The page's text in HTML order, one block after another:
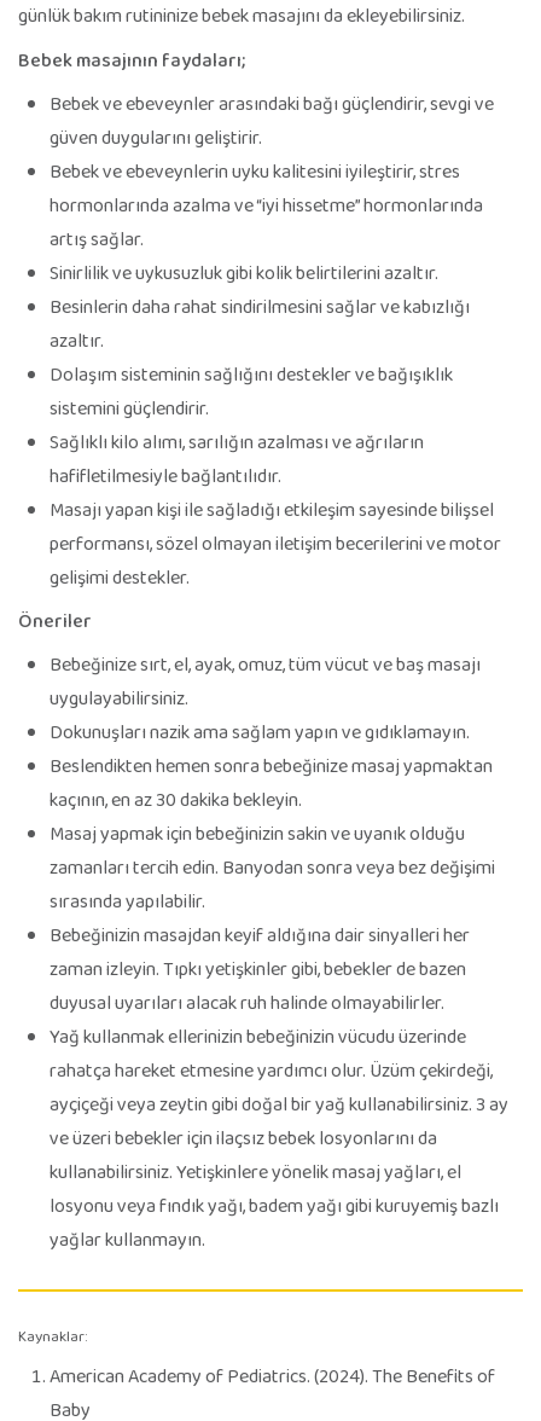
günlük bakım rutininize bebek masajını da ekleyebilirsiniz.
Bebek masajının faydaları;
Bebek ve ebeveynler arasındaki bağı güçlendirir, sevgi ve
güven duygularını geliştirir.
Bebek ve ebeveynlerin uyku kalitesini iyileştirir, stres
hormonlarında azalma ve “iyi hissetme” hormonlarında
artış sağlar.
Sinirlilik ve uykusuzluk gibi kolik belirtilerini azaltır.
Besinlerin daha rahat sindirilmesini sağlar ve kabızlığı
azaltır.
Dolaşım sisteminin sağlığını destekler ve bağışıklık
sistemini güçlendirir.
Sağlıklı kilo alımı, sarılığın azalması ve ağrıların
hafifletilmesiyle bağlantılıdır.
Masajı yapan kişi ile sağladığı etkileşim sayesinde bilişsel
performansı, sözel olmayan iletişim becerilerini ve motor
gelişimi destekler.
Öneriler
Bebeğinize sırt, el, ayak, omuz, tüm vücut ve baş masajı
uygulayabilirsiniz.
Dokunuşları nazik ama sağlam yapın ve gıdıklamayın.
Beslendikten hemen sonra bebeğinize masaj yapmaktan
kaçının, en az 30 dakika bekleyin.
Masaj yapmak için bebeğinizin sakin ve uyanık olduğu
zamanları tercih edin. Banyodan sonra veya bez değişimi
sırasında yapılabilir.
Bebeğinizin masajdan keyif aldığına dair sinyalleri her
zaman izleyin. Tıpkı yetişkinler gibi, bebekler de bazen
duyusal uyarıları alacak ruh halinde olmayabilirler.
Yağ kullanmak ellerinizin bebeğinizin vücudu üzerinde
rahatça hareket etmesine yardımcı olur. Üzüm çekirdeği,
ayçiçeği veya zeytin gibi doğal bir yağ kullanabilirsiniz. 3 ay
ve üzeri bebekler için ilaçsız bebek losyonlarını da
kullanabilirsiniz. Yetişkinlere yönelik masaj yağları, el
losyonu veya fındık yağı, badem yağı gibi kuruyemiş bazlı
yağlar kullanmayın.
Kaynaklar:
American Academy of Pediatrics. (2024). The Benefits of
Baby